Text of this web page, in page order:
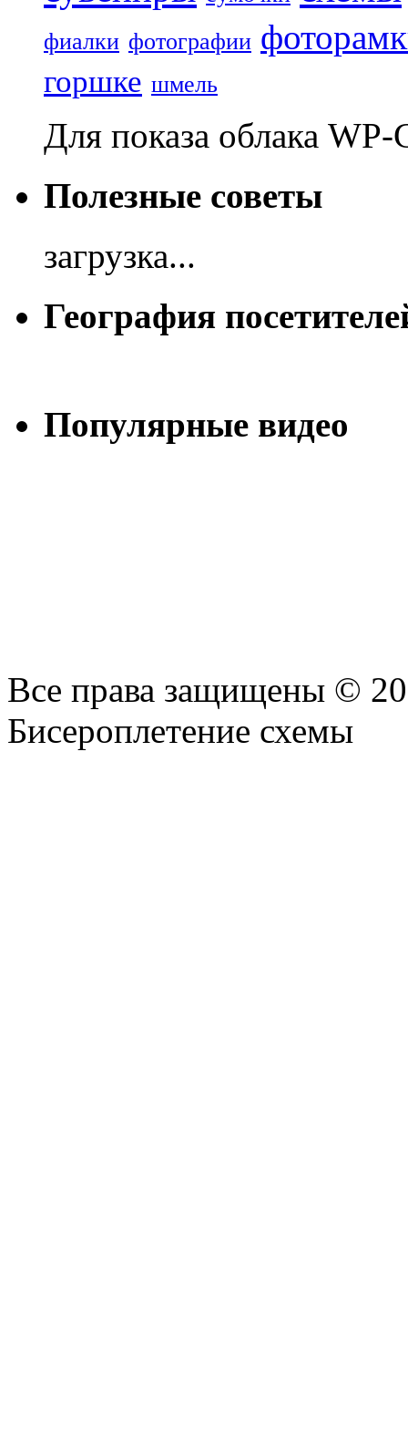
фиалки фотографии
горшке шмель
Для показа облака
Полезные советы
загрузка...
География
Популярные видео
Все права защищены ©
Бисероплетение схемы